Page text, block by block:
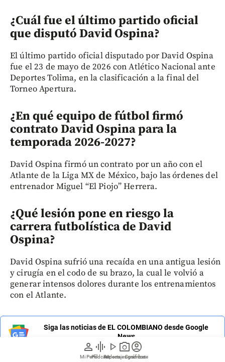
person
Mi Perfil
graphic_eq
Pódcast
play_arrow
Videos
photo_camera
Reportajes gráficos
account_circle
Suscríbete
¿Cuál fue el último partido oficial
que disputó David Ospina?
El último partido oficial disputado por David Ospina
fue el 23 de mayo de 2026 con Atlético Nacional ante
Deportes Tolima, en la clasificación a la final del
Torneo Apertura.
¿En qué equipo de fútbol firmó
contrato David Ospina para la
temporada 2026-2027?
David Ospina firmó un contrato por un año con el
Atlante de la Liga MX de México, bajo las órdenes del
entrenador Miguel “El Piojo” Herrera.
¿Qué lesión pone en riesgo la
carrera futbolística de David
Ospina?
David Ospina sufrió una recaída en una antigua lesión
y cirugía en el codo de su brazo, la cual le volvió a
generar intensos dolores durante los entrenamientos
con el Atlante.
Siga las noticias de EL COLOMBIANO desde Google
News